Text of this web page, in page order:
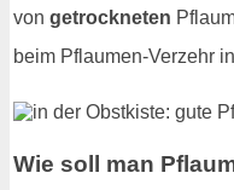
von getrockneten
beim Pflaumen-Verzehr
Wie soll man